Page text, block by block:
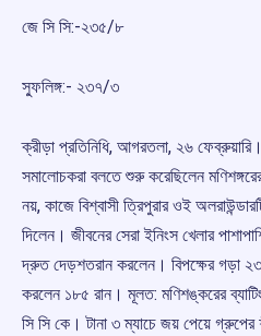
জে সি সি:-‌২৩৫/‌৮
স্ফুলিঙ্গ:-‌ ২৩৭/‌৩
ক্রীড়া প্রতিনিধি, আগরতলা, ২৬
সমালোচকরা বলতে শুরু করেছিলেন
নয়, কাজে বিশ্বাসী ত্রিপুরার ওই
দিলেন। জীবনের সেরা ইনিংস খেলার
দ্রুত দেড়শতরান করলেন। বিপক্ষের গড়া
করলেন ১৮৫ রান। মূলত:‌ মণিশঙ্করের
সি সি কে। টানা ৩ ম্যাচে জয় পেয়ে গ্রুপের